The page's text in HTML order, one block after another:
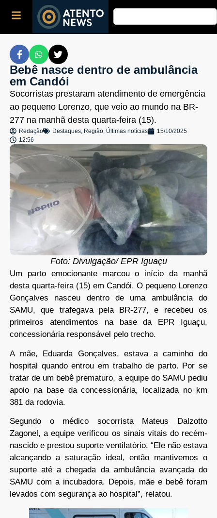
Bebê nasce dentro de ambulância
em Candói
Socorristas prestaram atendimento de emergência
ao pequeno Lorenzo, que veio ao mundo na BR-
277 na manhã desta quarta-feira (15).
Redação Destaques, Região, Últimas notícias
15/10/2025
12:56
Foto: Divulgação/ EPR Iguaçu
Um parto emocionante marcou o início da manhã
desta quarta-feira (15) em Candói. O pequeno Lorenzo
Gonçalves nasceu dentro de uma ambulância do
SAMU, que trafegava pela BR-277, e recebeu os
primeiros atendimentos na base da EPR Iguaçu,
concessionária responsável pelo trecho.
A mãe, Eduarda Gonçalves, estava a caminho do
hospital quando entrou em trabalho de parto. Por se
tratar de um bebê prematuro, a equipe do SAMU pediu
apoio na base da concessionária, localizada no km
381 da rodovia.
Segundo o médico socorrista Mateus Dalzotto
Zagonel, a equipe verificou os sinais vitais do recém-
nascido e prestou suporte ventilatório. “Ele não estava
alcançando a saturação ideal, então mantivemos o
suporte até a chegada da ambulância avançada do
SAMU com a incubadora. Depois, mãe e bebê foram
levados com segurança ao hospital”, relatou.